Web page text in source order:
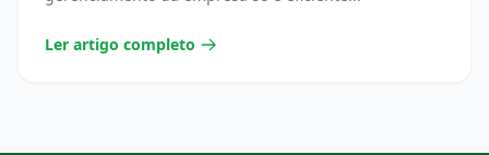
Ler artigo completo